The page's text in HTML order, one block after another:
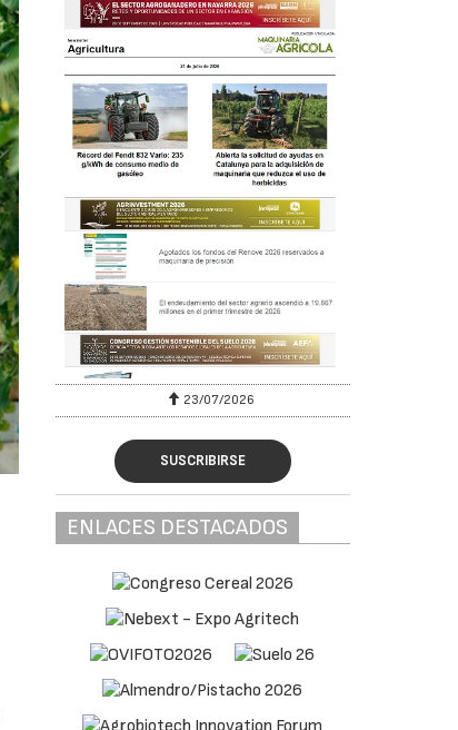
23/07/2026
SUSCRIBIRSE
ENLACES DESTACADOS